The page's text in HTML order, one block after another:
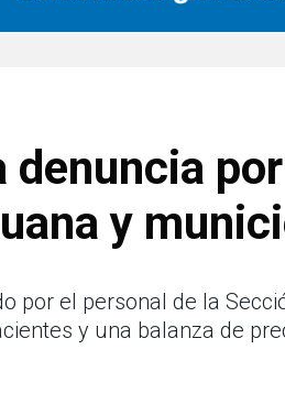
denuncia
y
por el personal de la
y una balanza de